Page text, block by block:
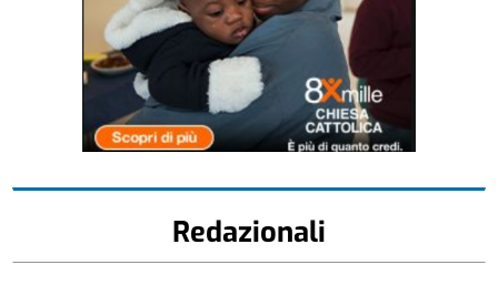
Redazionali